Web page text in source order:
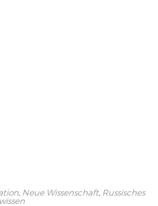
, Neue Wissenschaft, Russisches